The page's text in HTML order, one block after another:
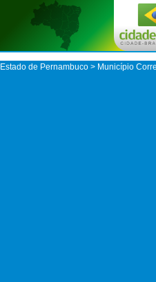
Estado de Pernambuco > Município